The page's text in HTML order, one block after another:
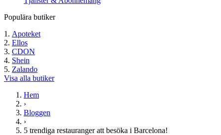
Populära butiker
Apoteket
Ellos
CDON
Shein
Zalando
Visa alla butiker
Hem
›
Bloggen
›
5 trendiga restauranger att besöka i Barcelona!